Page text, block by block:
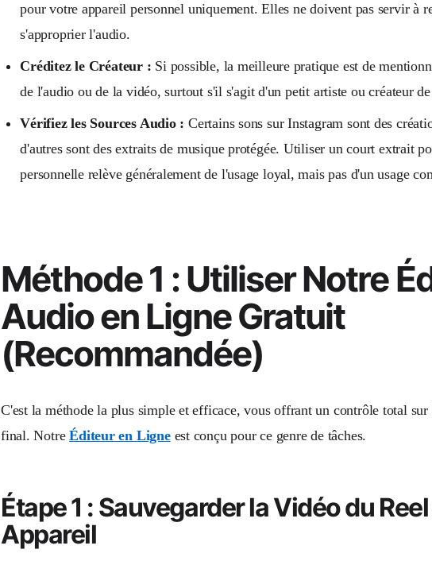
pour votre appareil personnel uniquement. Elles ne doivent pas servir à
s'approprier l'audio.
Créditez le Créateur : Si possible, la meilleure pratique est de
de l'audio ou de la vidéo, surtout s'il s'agit d'un petit artiste ou créateur
Vérifiez les Sources Audio : Certains sons sur Instagram sont des
d'autres sont des extraits de musique protégée. Utiliser un court extrait
personnelle relève généralement de l'usage loyal, mais pas d'un usage
Méthode 1 : Utiliser Notre
Audio en Ligne Gratuit
(Recommandée)
C'est la méthode la plus simple et efficace, vous offrant un contrôle total
final. NotreÉditeur en Ligneest conçu pour ce genre de tâches.
Étape 1 : Sauvegarder la Vidéo du
Appareil